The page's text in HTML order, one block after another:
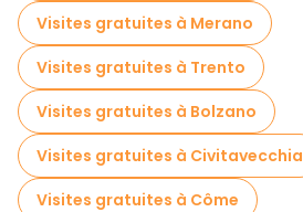
Visites gratuites à Merano
Visites gratuites à Trento
Visites gratuites à Bolzano
Visites gratuites à Civitavecchia
Visites gratuites à Côme